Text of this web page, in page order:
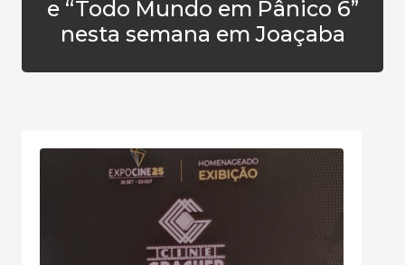
e “Todo Mundo em Pânico 6”
nesta semana em Joaçaba